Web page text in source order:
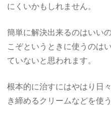
にくいかもしれません。
簡単に解決出来るのはいい
こぞというときに使うのは
ていないと思われます。
根本的に治すにはやはり日
き締めるクリームなどを使